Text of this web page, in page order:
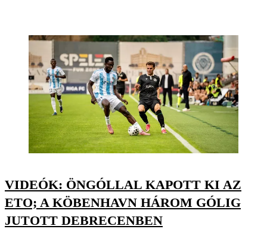
VIDEÓK: ÖNGÓLLAL KAPOTT KI AZ
ETO; A KÖBENHAVN HÁROM GÓLIG
JUTOTT DEBRECENBEN